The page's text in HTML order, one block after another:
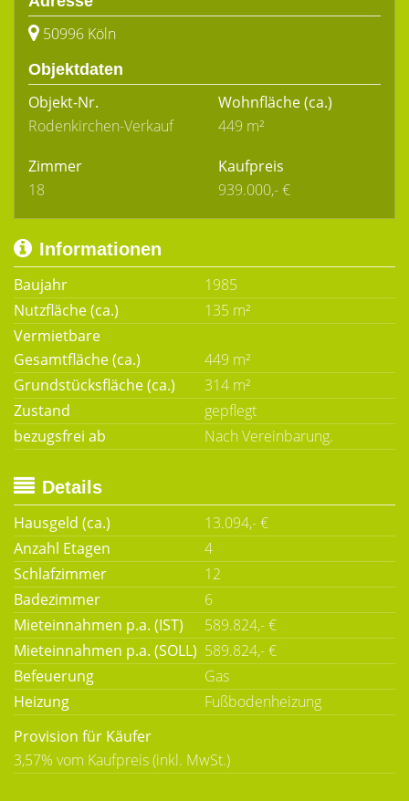
50996 Köln
Objektdaten
Objekt-Nr.
Rodenkirchen-Verkauf
Wohnfläche(ca.)
449 m²
Zimmer
18
Kaufpreis
939.000,- €
Informationen
Baujahr
1985
Nutzfläche (ca.)
135 m²
Vermietbare
Gesamtfläche (ca.)
449 m²
Grundstücksfläche (ca.)
314 m²
Zustand
gepflegt
bezugsfrei ab
Nach Vereinbarung.
Details
Hausgeld (ca.)
13.094,- €
Anzahl Etagen
4
Schlafzimmer
12
Badezimmer
6
Mieteinnahmen p.a. (IST)
589.824,- €
Mieteinnahmen p.a. (SOLL) 589.824,- €
Befeuerung
Gas
Heizung
Fußbodenheizung
Provision für Käufer
3,57% vom Kaufpreis (inkl. MwSt.)